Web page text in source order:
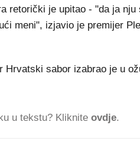
retorički je upitao - "da ja nju
meni", izjavio je premijer
sabor izabrao je u
u tekstu? Kliknite ovdje.